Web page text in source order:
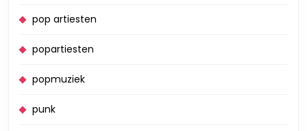
pop artiesten
popartiesten
popmuziek
punk